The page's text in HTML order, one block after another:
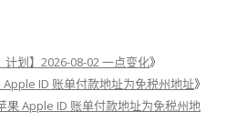
计划】2026-08-02 一点变化》
ID 账单付款地址为免税州地址》
果 Apple ID 账单付款地址为免税州地